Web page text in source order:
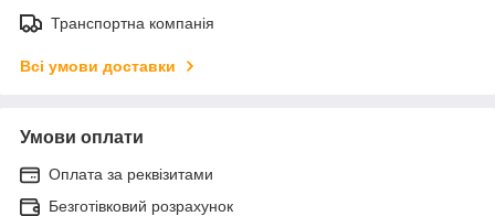
Транспортна компанія
Всі умови доставки
Умови оплати
Оплата за реквізитами
Безготівковий розрахунок